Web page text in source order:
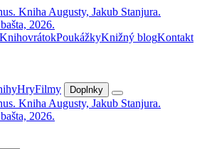
KnihovrátokPoukážkyKnižný blogKontakt
HryFilmy Doplnky